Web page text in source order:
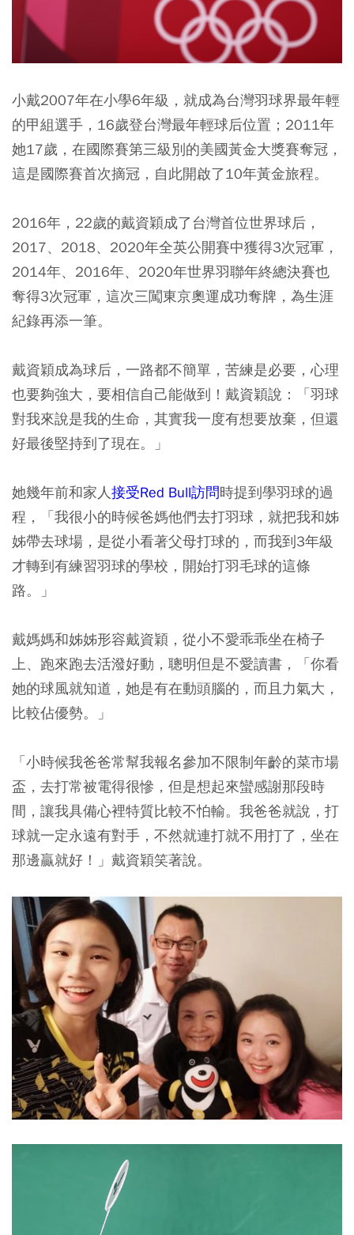
小戴2007年在小學6年級，就成為台灣羽球界最年輕
的甲組選手，16歲登台灣最年輕球后位置；2011年
她17歲，在國際賽第三級別的美國黃金大獎賽奪冠，
這是國際賽首次摘冠，自此開啟了10年黃金旅程。
2016年，22歲的戴資穎成了台灣首位世界球后，
2017、2018、2020年全英公開賽中獲得3次冠軍，
2014年、2016年、2020年世界羽聯年終總決賽也
奪得3次冠軍，這次三闖東京奧運成功奪牌，為生涯
紀錄再添一筆。
戴資穎成為球后，一路都不簡單，苦練是必要，心理
也要夠強大，要相信自己能做到！戴資穎說：「羽球
對我來說是我的生命，其實我一度有想要放棄，但還
好最後堅持到了現在。」
她幾年前和家人接受Red Bull訪問時提到學羽球的過
程，「我很小的時候爸媽他們去打羽球，就把我和姊
姊帶去球場，是從小看著父母打球的，而我到3年級
才轉到有練習羽球的學校，開始打羽毛球的這條
路。」
戴媽媽和姊姊形容戴資穎，從小不愛乖乖坐在椅子
上、跑來跑去活潑好動，聰明但是不愛讀書，「你看
她的球風就知道，她是有在動頭腦的，而且力氣大，
比較佔優勢。」
「小時候我爸爸常幫我報名參加不限制年齡的菜市場
盃，去打常被電得很慘，但是想起來蠻感謝那段時
間，讓我具備心裡特質比較不怕輸。我爸爸就說，打
球就一定永遠有對手，不然就連打就不用打了，坐在
那邊贏就好！」戴資穎笑著說。